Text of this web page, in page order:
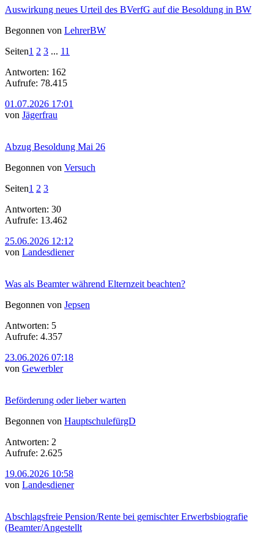
Auswirkung neues Urteil des BVerfG auf die Besoldung in BW
Begonnen von LehrerBW
Seiten1 2 3 ... 11
Antworten: 162
Aufrufe: 78.415
01.07.2026 17:01
von Jägerfrau
Abzug Besoldung Mai 26
Begonnen von Versuch
Seiten1 2 3
Antworten: 30
Aufrufe: 13.462
25.06.2026 12:12
von Landesdiener
Was als Beamter während Elternzeit beachten?
Begonnen von Jepsen
Antworten: 5
Aufrufe: 4.357
23.06.2026 07:18
von Gewerbler
Beförderung oder lieber warten
Begonnen von HauptschulefürgD
Antworten: 2
Aufrufe: 2.625
19.06.2026 10:58
von Landesdiener
Abschlagsfreie Pension/Rente bei gemischter Erwerbsbiografie
(Beamter/Angestellt